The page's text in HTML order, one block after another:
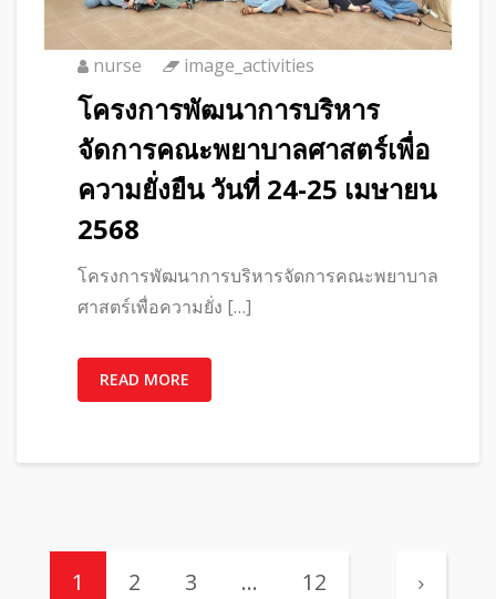
nurse image_activities
โครงการพัฒนาการบริหาร
จัดการคณะพยาบาลศาสตร์เพื่อ
ความยั่งยืน วันที่ 24-25 เมษายน
2568
โครงการพัฒนาการบริหารจัดการคณะพยาบาล
ศาสตร์เพื่อความยั่ง […]
READ MORE
1 2 3 … 12